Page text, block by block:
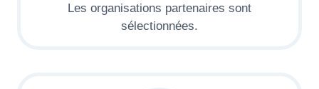
Les organisations partenaires sont
sélectionnées.